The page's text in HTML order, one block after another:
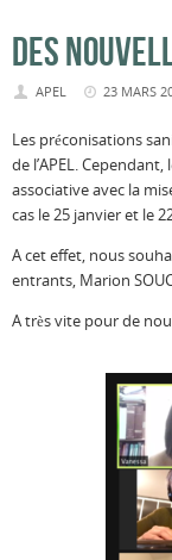
DES
APEL 23 MARS
Les préconisations
de l’APEL.
associative avec la
cas le 25 janvier et le
A cet effet, nous
entrants, Marion
A très vite pour de